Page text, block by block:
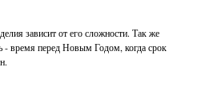
зависит от его сложности. Так же
- время перед Новым Годом, когда срок